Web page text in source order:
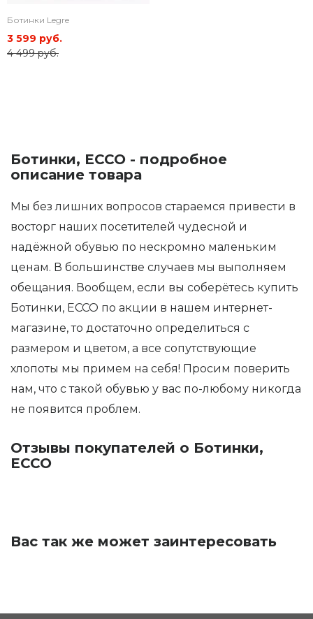
Ботинки Legre
3 599 руб.
4 499 руб.
Ботинки, ECCO - подробное
описание товара
Мы без лишних вопросов стараемся привести в
восторг наших посетителей чудесной и
надёжной обувью по нескромно маленьким
ценам. В большинстве случаев мы выполняем
обещания. Вообщем, если вы соберётесь купить
Ботинки, ECCO по акции в нашем интернет-
магазине, то достаточно определиться с
размером и цветом, а все сопутствующие
хлопоты мы примем на себя! Просим поверить
нам, что с такой обувью у вас по-любому никогда
не появится проблем.
Отзывы покупателей о Ботинки,
ECCO
Вас так же может заинтересовать